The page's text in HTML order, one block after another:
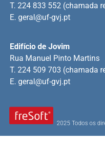
2025 Todos os
Edifício de Jovim
Rua Manuel Pinto Martins
T. 224 509 703 (chamada
E. geral@uf-gvj.pt
T. 224 833 552 (chamada
E. geral@uf-gvj.pt